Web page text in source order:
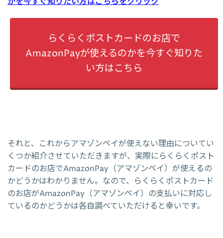
らくらくポストカードのお店で
AmazonPayが使えるのかを今すぐ知りた
い方はこちら
それと、これからアマゾンペイが使えない理由についてい
くつか紹介させていただきますが、実際にらくらくポスト
カードのお店でAmazonPay（アマゾンペイ）が使えるの
かどうかはわかりません。なので、らくらくポストカード
のお店がAmazonPay（アマゾンペイ）の支払いに対応し
ているのかどうかは各自調べていただけると幸いです。